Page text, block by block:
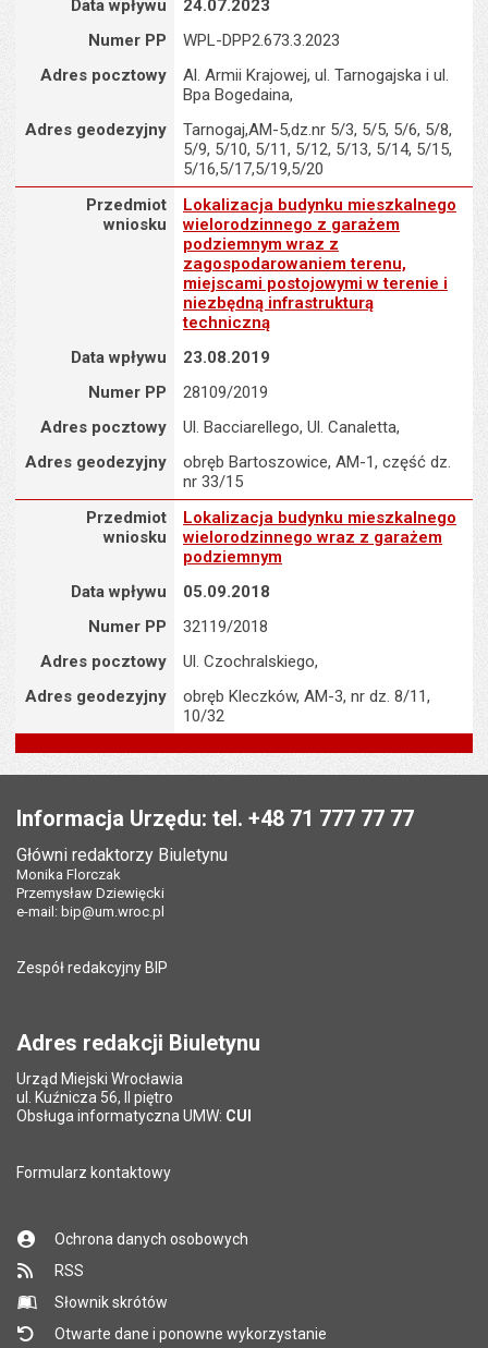
Data wpływu
24.07.2023
Numer PP
WPL-DPP2.673.3.2023
Adres pocztowy
Al. Armii Krajowej, ul. Tarnogajska i ul.
Bpa Bogedaina,
Adres geodezyjny
Tarnogaj,AM-5,dz.nr 5/3, 5/5, 5/6, 5/8,
5/9, 5/10, 5/11, 5/12, 5/13, 5/14, 5/15,
5/16,5/17,5/19,5/20
Przedmiot wniosku : Lokalizacja budynku mieszkalnego
Przedmiot
wniosku
Lokalizacja budynku mieszkalnego
wielorodzinnego z garażem
podziemnym wraz z
zagospodarowaniem terenu,
miejscami postojowymi w terenie i
niezbędną infrastrukturą
techniczną
Data wpływu
23.08.2019
Numer PP
28109/2019
Adres pocztowy
Ul. Bacciarellego, Ul. Canaletta,
Adres geodezyjny
obręb Bartoszowice, AM-1, część dz.
nr 33/15
Przedmiot wniosku : Lokalizacja budynku mieszkalnego
Przedmiot
wniosku
Lokalizacja budynku mieszkalnego
wielorodzinnego wraz z garażem
podziemnym
Data wpływu
05.09.2018
Numer PP
32119/2018
Adres pocztowy
Ul. Czochralskiego,
Adres geodezyjny
obręb Kleczków, AM-3, nr dz. 8/11,
10/32
Informacja Urzędu: tel. +48 71 777 77 77
Główni redaktorzy Biuletynu
Monika Florczak
Przemysław Dziewięcki
e-mail: bip@um.wroc.pl
Zespół redakcyjny BIP
Adres redakcji Biuletynu
Urząd Miejski Wrocławia
ul. Kuźnicza 56, II piętro
Obsługa informatyczna UMW: CUI
Formularz kontaktowy
Ochrona danych osobowych
RSS
Słownik skrótów
Otwarte dane i ponowne wykorzystanie